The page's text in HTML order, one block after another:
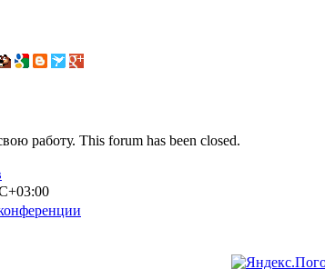
работу. This forum has been closed.